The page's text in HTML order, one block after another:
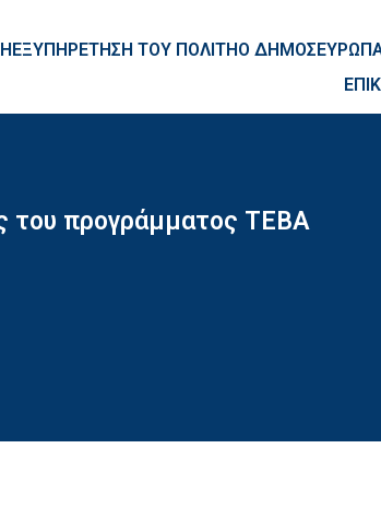
ΕΞΥΠΗΡΕΤΗΣΗ ΤΟΥ ΠΟΛΙΤΗΟ ΔΗΜΟΣ
του προγράμματος ΤΕΒΑ